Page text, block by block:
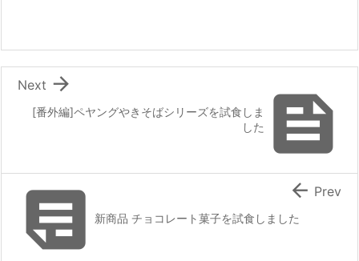

[番外編]ペヤングやきそばシリーズを試食しま
した

Next
新商品 チョコレート菓子を試食しました
 Prev